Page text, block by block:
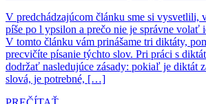
V predchádzajúcom článku sme si vysvetlili,
píše po l ypsilon a prečo nie je správne volať
V tomto článku vám prinášame tri diktáty,
precvičíte písanie týchto slov. Pri práci s
dodržať nasledujúce zásady: pokiaľ je diktát
slová, je potrebné, […]